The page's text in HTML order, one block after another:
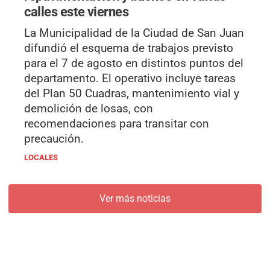
calles este viernes
La Municipalidad de la Ciudad de San Juan
difundió el esquema de trabajos previsto
para el 7 de agosto en distintos puntos del
departamento. El operativo incluye tareas
del Plan 50 Cuadras, mantenimiento vial y
demolición de losas, con
recomendaciones para transitar con
precaución.
LOCALES
Ver más noticias